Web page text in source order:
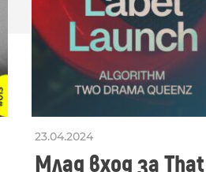
23.04.2024
Млад вход за That